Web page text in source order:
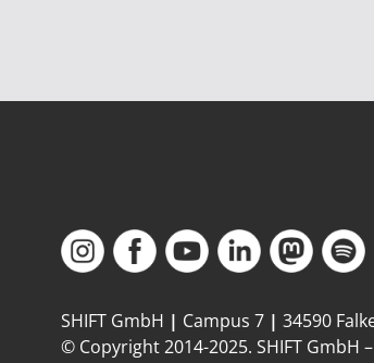
SHIFT GmbH | Campus 7 | 34590
© Copyright 2014-2025. SHIFT GmbH –